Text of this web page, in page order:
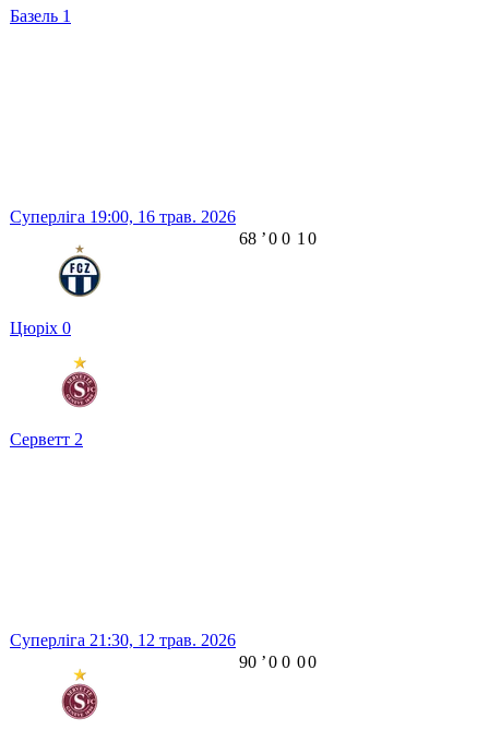
Базель 1
Суперліга 19:00, 16 трав. 2026
Цюріх 0
Серветт 2
68 ʼ0 0 1 0
Суперліга 21:30, 12 трав. 2026
90 ʼ0 0 00